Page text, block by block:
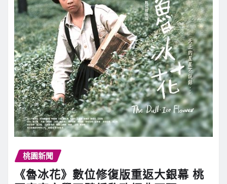
桃園新聞
《魯冰花》數位修復版重返大銀幕 桃